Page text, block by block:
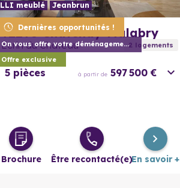
Dernières opportunités !
On vous offre votre déménagement (1) !
Offre exclusive
LLI meublé
Jeanbrun
92290 Chatenay-Malabry
Ecrin du Chateau 2 logements
5 pièces à partir de 597 500 €
Brochure Être recontacté(e)En savoir +